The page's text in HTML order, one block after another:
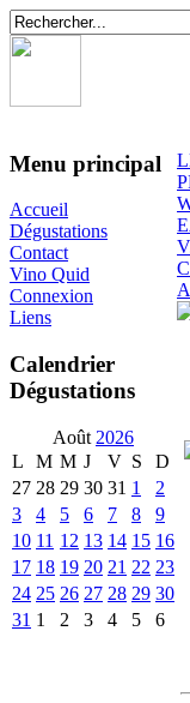
Menu principal
Accueil
Dégustations
Contact
Vino Quid
Connexion
Liens
Calendrier
Dégustations
Août 2026
L
M M J V S
D
27 28 29 30 31 1
2
3
4 5 6 7 8
9
10 11 12 13 14 15 16
17 18 19 20 21 22 23
24 25 26 27 28 29 30
31 1 2 3 4 5 6